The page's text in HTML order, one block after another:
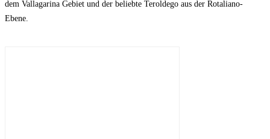
dem Vallagarina Gebiet und der beliebte Teroldego aus der Rotaliano-
Ebene.